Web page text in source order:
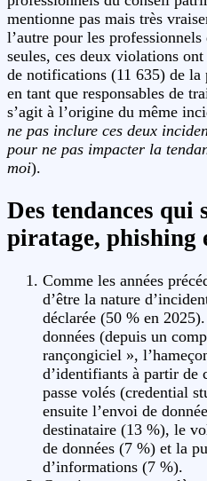
mentionne pas mais très
l’autre pour les
seules, ces deux violations
de notifications (11 635) de la
en tant que responsables de
s’agit à l’origine du même
ne pas inclure ces deux
pour ne pas impacter la
moi).
Des tendances qui
piratage, phishing
Comme les années
d’être la nature
déclarée (50 % en
données (depuis un
rançongiciel »,
d’identifiants à partir de
passe volés (credential
ensuite l’envoi de
destinataire (13 %), le
de données (7 %) et la
d’informations (7 %).